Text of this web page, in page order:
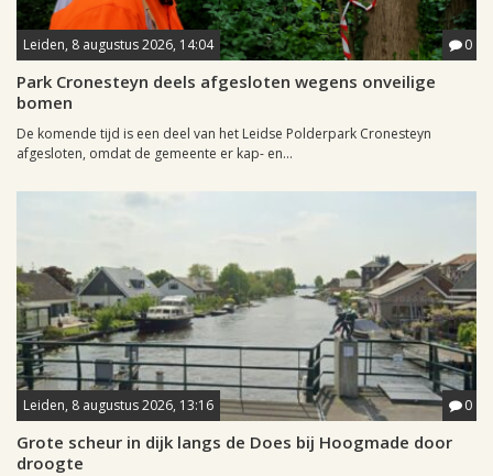
Leiden, 8 augustus 2026, 14:04 0
Park Cronesteyn deels afgesloten wegens onveilige
bomen
De komende tijd is een deel van het Leidse Polderpark Cronesteyn
afgesloten, omdat de gemeente er kap- en...
Leiden, 8 augustus 2026, 13:16 0
Grote scheur in dijk langs de Does bij Hoogmade door
droogte